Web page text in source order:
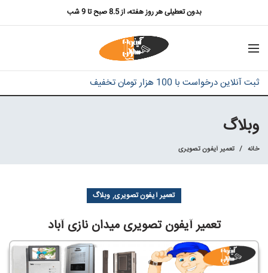
بدون تعطیلی هر روز هفته، از 8.5 صبح تا 9 شب
ثبت آنلاین درخواست با 100 هزار تومان تخفیف
وبلاگ
خانه تعمیر آیفون تصویری
تعمیر آیفون تصویری, وبلاگ
تعمیر آیفون تصویری میدان نازی آباد